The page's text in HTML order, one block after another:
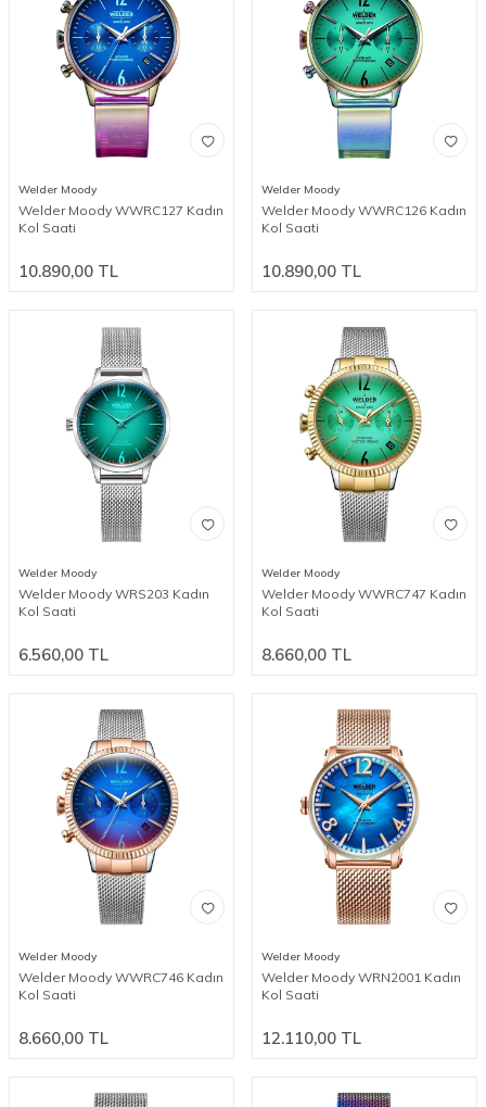
Welder Moody
Welder Moody WWRC127 Kadın
Kol Saati
10.890,00 TL
Welder Moody
Welder Moody WWRC126 Kadın
Kol Saati
10.890,00 TL
Welder Moody
Welder Moody WRS203 Kadın
Kol Saati
6.560,00 TL
Welder Moody
Welder Moody WWRC747 Kadın
Kol Saati
8.660,00 TL
Welder Moody
Welder Moody WWRC746 Kadın
Kol Saati
8.660,00 TL
Welder Moody
Welder Moody WRN2001 Kadın
Kol Saati
12.110,00 TL